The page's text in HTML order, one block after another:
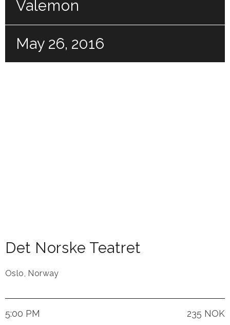
Valemon
May 26, 2016
Det Norske Teatret
Oslo, Norway
5:00 PM 235 NOK